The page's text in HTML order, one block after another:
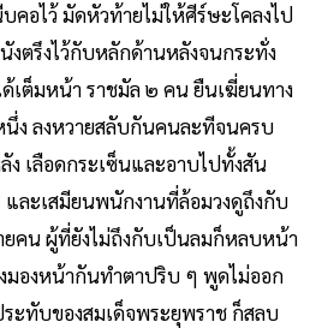
อไว้ มัดหัวท้ายไม่ให้ศีร์ษะโคลงไป
งตรึงไว้กับหลักด้านหลังจนกระทั่ง
ด้เต็มหน้า ราชมัล ๒ คน ยืนเฆี่ยนทาง
ง ลงหวายสลับกันคนละทีจนครบ
เลือดกระเซ็นและอาบไปทั้งสัน
ละเสมียนพนักงานที่ล้อมวงดูถึงกับ​
คน ผู้ที่ยังไม่ถึงกับเป็นลมก็หลบหน้า
มองหน้ากันทำตาปริบ ๆ พูดไม่ออก
ะทับของสมเด็จพระยุพราช ก็สลบ